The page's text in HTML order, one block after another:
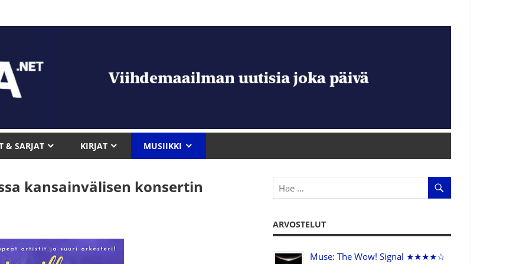
& SARJAT KIRJAT MUSIIKKI
kansainvälisen konsertin
ARVOSTELUT
Muse: The Wow! Signal ★★★★☆